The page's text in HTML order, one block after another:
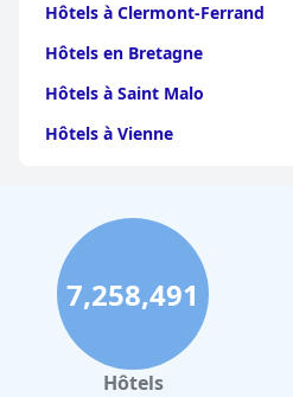
Hôtels à Clermont-Ferrand
Hôtels en Bretagne
Hôtels à Saint Malo
Hôtels à Vienne
Hôtels à Perpignan
Hôtels au Grand-Bornand
Hôtels à Strasbourg
Hôtels à Valence
Hôtels à Gerardmer
7,258,491
Hôtels